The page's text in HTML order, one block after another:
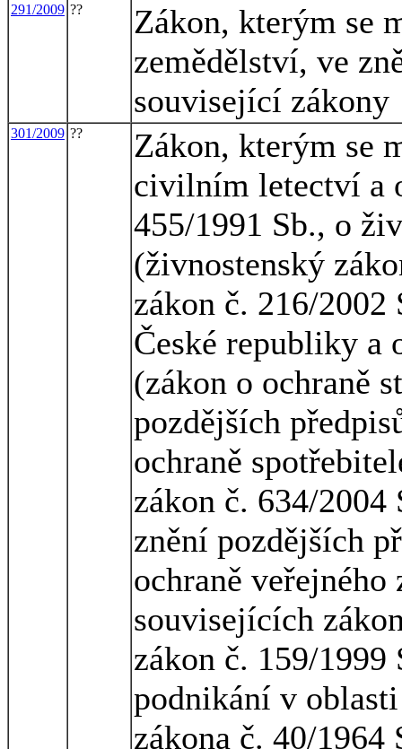
291/2009 ??
Zákon, kterým se
zemědělství, ve
související zákony
301/2009 ??
Zákon, kterým se
civilním letectví a
455/1991 Sb., o
(živnostenský
zákon č. 216/2002
České republiky a
(zákon o ochraně
pozdějších
ochraně
zákon č. 634/
znění pozdějších
ochraně
souvisejících
zákon č. 159/1999
podnikání v
zákona č. 40/1964